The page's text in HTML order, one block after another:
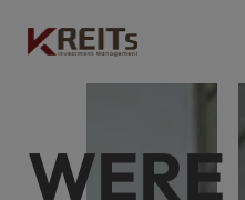
WE’RE